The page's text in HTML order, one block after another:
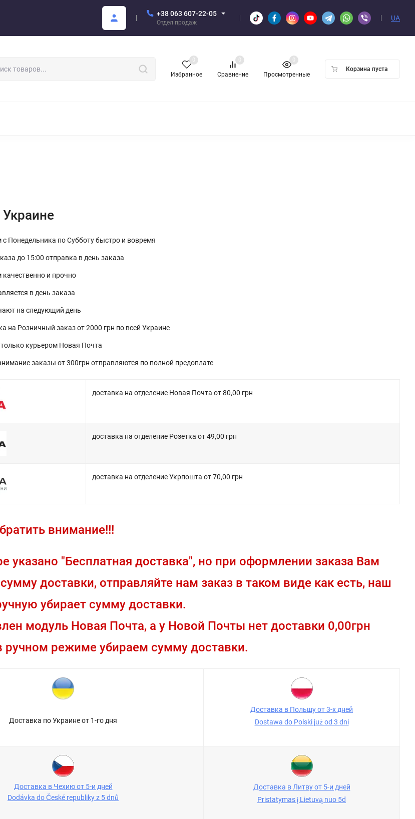
+38 063 607-22-05
Отдел продаж
UA
Избранное
0
Сравнение
0
Просмотренные
0
Корзина пуста
Понедельника по Субботу быстро и вовремя
до 15:00 отправка в день заказа
качественно и прочно
в день заказа
на следующий день
на Розничный заказ от 2000 грн по всей Украине
курьером Новая Почта
заказы от 300грн отправляются по полной предоплате
доставка на отделение Новая Почта от 80,00 грн
доставка на отделение Розетка от 49,00 грн
доставка на отделение Укрпошта от 70,00 грн
внимание!!!
указано "Бесплатная доставка", но при оформлении заказа Вам
доставки, отправляйте нам заказ в таком виде как есть, наш
убирает сумму доставки.
модуль Новая Почта, а у Новой Почты нет доставки 0,00грн
режиме убираем сумму доставки.
Доставка по Украине от 1-го дня
Доставка в Польшу от 3-х дней
Dostawa do Polski już od 3 dni
Доставка в Чехию от 5-и дней
Dodávka do České republiky z 5 dnů
Доставка в Литву от 5-и дней
Pristatymas į Lietuvą nuo 5d